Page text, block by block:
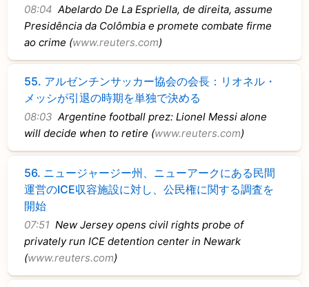
08:04 Abelardo De La Espriella, de direita, assume
Presidência da Colômbia e promete combate firme
ao crime (www.reuters.com)
55. アルゼンチンサッカー協会の会長：リオネル・
メッシが引退の時期を単独で決める
08:03 Argentine football prez: Lionel Messi alone
will decide when to retire (www.reuters.com)
56. ニュージャージー州、ニューアークにある民間
運営のICE収容施設に対し、公民権に関する調査を
開始
07:51 New Jersey opens civil rights probe of
privately run ICE detention center in Newark
(www.reuters.com)